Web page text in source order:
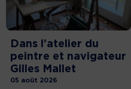
Dans l’atelier du
peintre et navigateur
Gilles Mallet
05 août 2026